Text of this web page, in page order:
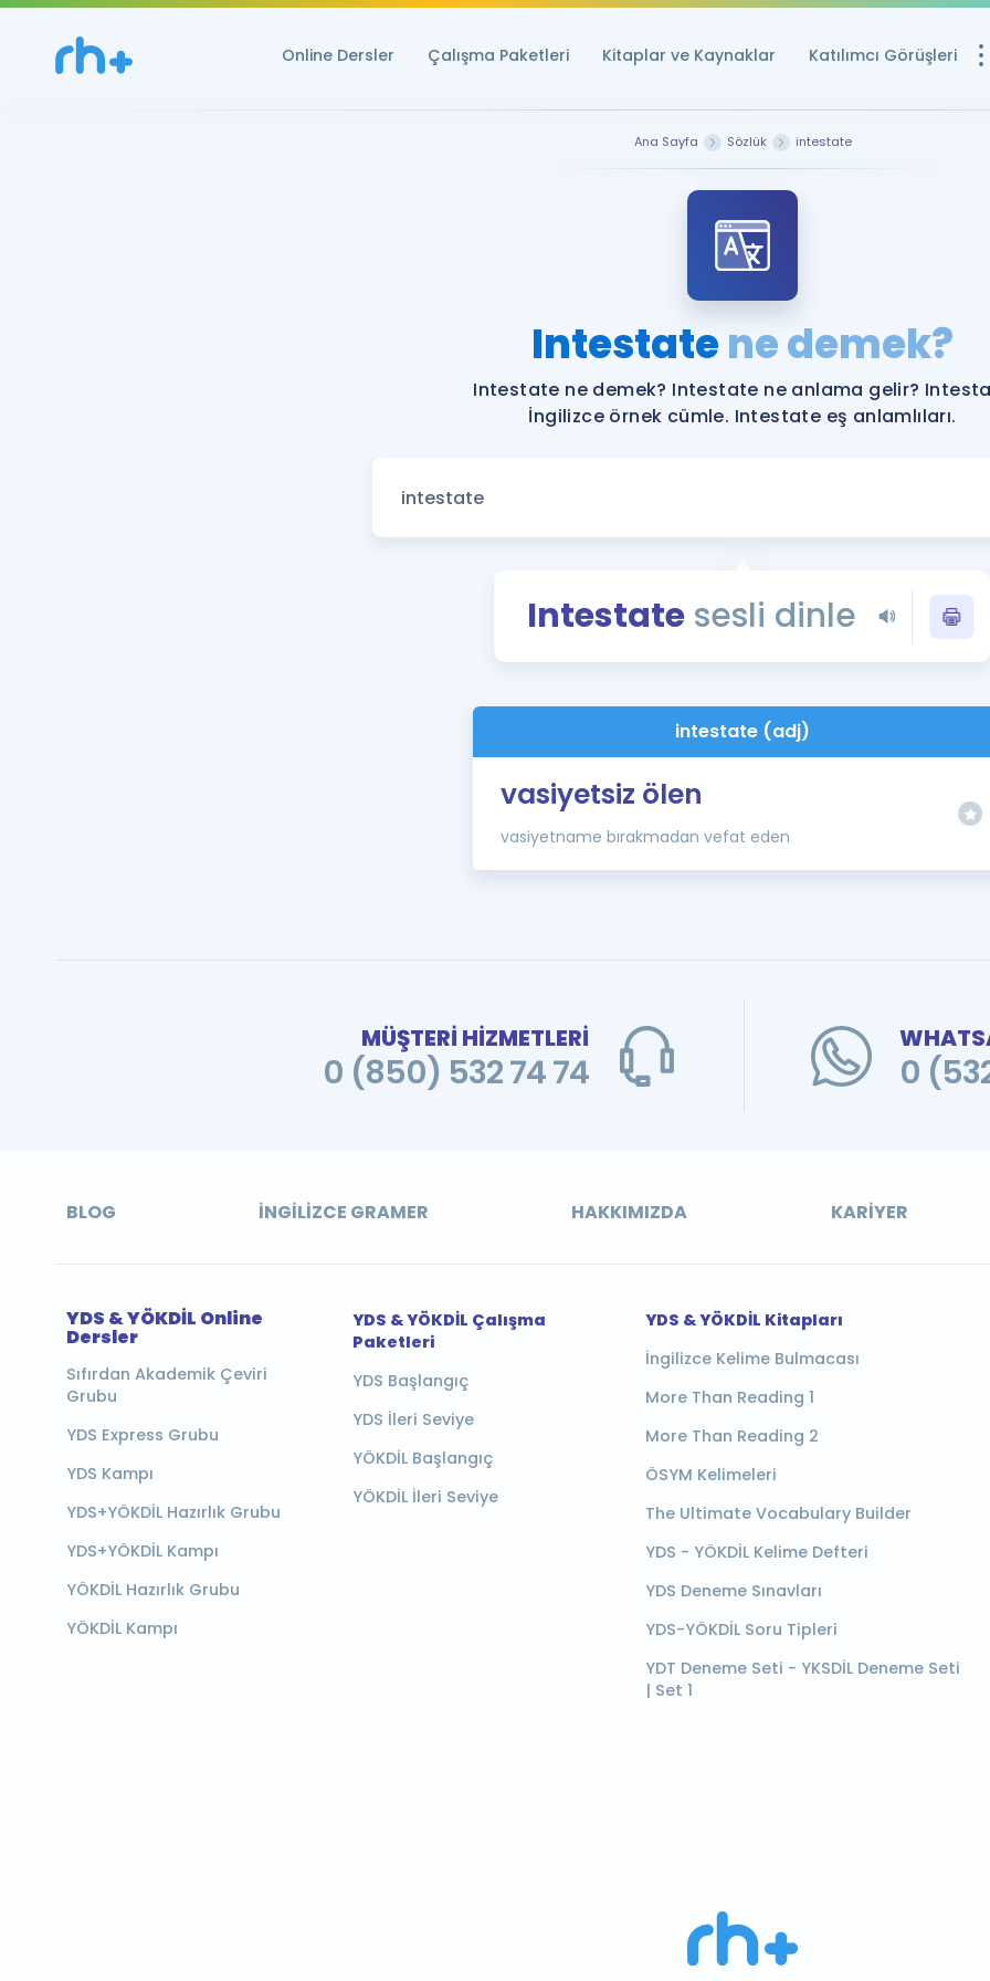
Online Dersler Çalışma Paketleri Kitaplar ve Kaynaklar Katılımcı Görüşleri
YDS ve YÖKDİL
YDS ve YÖKDİL'e
Tüm ÖSYM
YDS - YÖKDİL
İngilizce Gramer
Ana Sayfa Sözlük intestate
Intestatene demek?
Intestate ne demek? Intestate ne anlama gelir?
İngilizce örnek cümle. Intestate eş anlamlıları.
Intestate sesli dinle
intestate (adj)
vasiyetsiz ölen
vasiyetname bırakmadan vefat eden
MÜŞTERİ HİZMETLERİ
0 (850) 532 74 74 0
BLOG İNGILIZCE GRAMER HAKKIMIZDA KARIYER
YDS & YÖKDİL Online
Dersler
Sıfırdan Akademik Çeviri
Grubu
YDS Express Grubu
YDS Kampı
YDS+YÖKDİL Hazırlık Grubu
YDS+YÖKDİL Kampı
YÖKDİL Hazırlık Grubu
YÖKDİL Kampı
YDS & YÖKDİL Çalışma
Paketleri
YDS Başlangıç
YDS İleri Seviye
YÖKDİL Başlangıç
YÖKDİL İleri Seviye
YDS & YÖKDİL Kitapları
İngilizce Kelime Bulmacası
More Than Reading 1
More Than Reading 2
ÖSYM Kelimeleri
The Ultimate Vocabulary Builder
YDS - YÖKDİL Kelime Defteri
YDS Deneme Sınavları
YDS-YÖKDİL Soru Tipleri
YDT Deneme Seti - YKSDİL Deneme Seti
| Set 1